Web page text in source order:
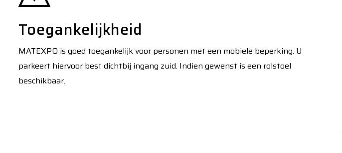
Toegankelijkheid
MATEXPO is goed toegankelijk voor personen met een mobiele beperking. U
parkeert hiervoor best dichtbij ingang zuid. Indien gewenst is een rolstoel
beschikbaar.